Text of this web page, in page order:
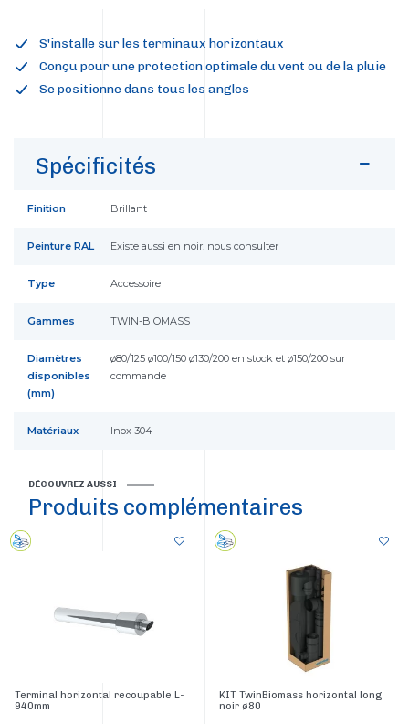
S'installe sur les terminaux horizontaux
Conçu pour une protection optimale du vent ou de la pluie
Se positionne dans tous les angles
Spécificités
Finition Brillant
Peinture RAL Existe aussi en noir. nous consulter
Type Accessoire
Gammes TWIN-BIOMASS
Diamètres
disponibles
(mm)
ø80/125 ø100/150 ø130/200 en stock et ø150/200 sur
commande
Matériaux Inox 304
DÉCOUVREZ AUSSI
Produits complémentaires
Terminal horizontal recoupable L-
940mm
KIT TwinBiomass horizontal long
noir ø80